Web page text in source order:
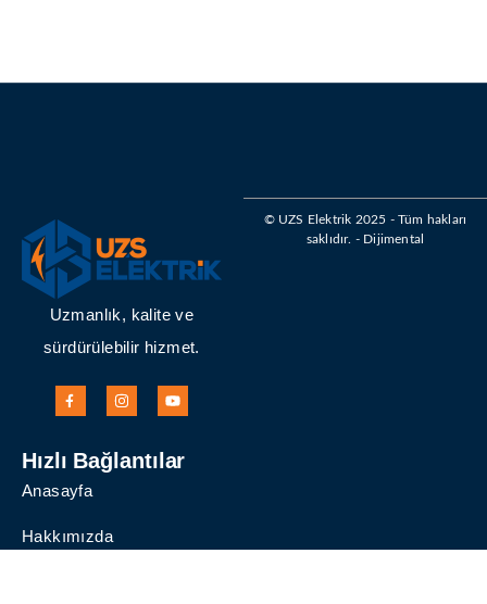
Uzmanlık, kalite ve
sürdürülebilir hizmet.
Hızlı Bağlantılar
Anasayfa
Hakkımızda
© UZS Elektrik 2025 - Tüm hakları
saklıdır. - Dijimental